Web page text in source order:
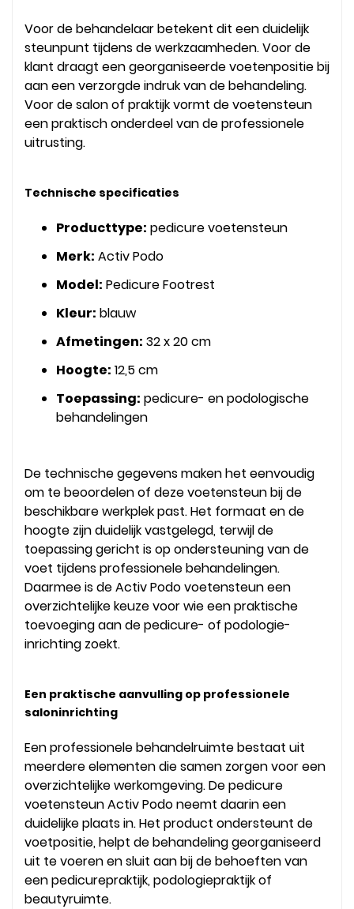
Voor de behandelaar betekent dit een duidelijk
steunpunt tijdens de werkzaamheden. Voor de
klant draagt een georganiseerde voetenpositie bij
aan een verzorgde indruk van de behandeling.
Voor de salon of praktijk vormt de voetensteun
een praktisch onderdeel van de professionele
uitrusting.
Technische specificaties
Producttype: pedicure voetensteun
Merk: Activ Podo
Model: Pedicure Footrest
Kleur: blauw
Afmetingen: 32 x 20 cm
Hoogte: 12,5 cm
Toepassing: pedicure- en podologische
behandelingen
De technische gegevens maken het eenvoudig
om te beoordelen of deze voetensteun bij de
beschikbare werkplek past. Het formaat en de
hoogte zijn duidelijk vastgelegd, terwijl de
toepassing gericht is op ondersteuning van de
voet tijdens professionele behandelingen.
Daarmee is de Activ Podo voetensteun een
overzichtelijke keuze voor wie een praktische
toevoeging aan de pedicure- of podologie-
inrichting zoekt.
Een praktische aanvulling op professionele
saloninrichting
Een professionele behandelruimte bestaat uit
meerdere elementen die samen zorgen voor een
overzichtelijke werkomgeving. De pedicure
voetensteun Activ Podo neemt daarin een
duidelijke plaats in. Het product ondersteunt de
voetpositie, helpt de behandeling georganiseerd
uit te voeren en sluit aan bij de behoeften van
een pedicurepraktijk, podologiepraktijk of
beautyruimte.